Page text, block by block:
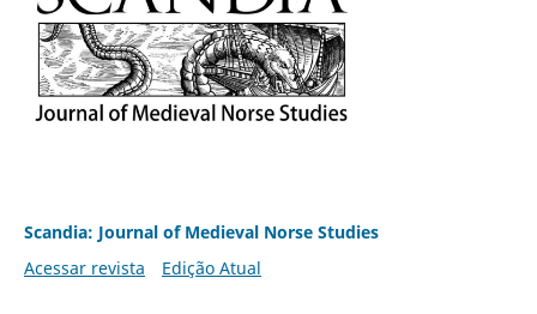
Scandia: Journal of Medieval Norse Studies
Acessar revista
Edição Atual